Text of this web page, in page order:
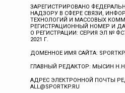
ЗАРЕГИСТРИРОВАНО
НАДЗОРУ В СФЕРЕ СВЯЗИ,
ТЕХНОЛОГИЙ И МАССОВЫХ
РЕГИСТРАЦИОННЫЙ НОМЕР И
О РЕГИСТРАЦИИ: СЕРИЯ ЭЛ №
2021 Г.
ДОМЕННОЕ ИМЯ САЙТА:
ГЛАВНЫЙ РЕДАКТОР: МЫСИН
АДРЕС ЭЛЕКТРОННОЙ ПОЧТЫ
ALL@SPORTKP.RU